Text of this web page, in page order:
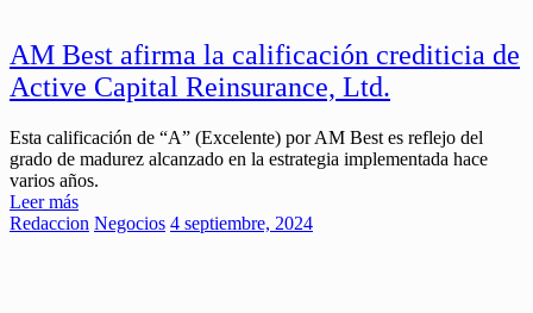
AM Best afirma la calificación crediticia de
Active Capital Reinsurance, Ltd.
Esta calificación de “A” (Excelente) por AM Best es reflejo del
grado de madurez alcanzado en la estrategia implementada hace
varios años.
Leer más
Redaccion Negocios 4 septiembre, 2024